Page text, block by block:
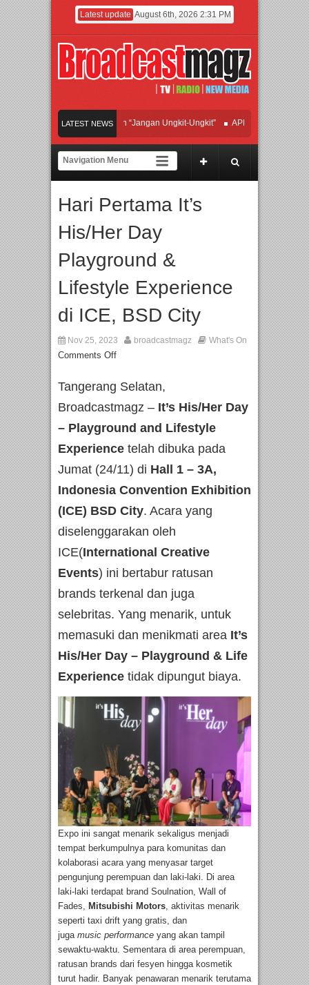
Latest update August 6th, 2026 2:31 PM
LATEST NEWS
Hadirkan Hipdut Modern “Jangan Ungkit-Ungkit” APMF 2026 Dorong
Perpaduan Warisan Dan Semangat Lokal, BIRKENSTOCK INDONESIA
Orchestra Presents The Beatles & Queen – feat. Marcello Tahitoe dan Sandhy
Hari Pertama It’s
His/Her Day
Playground &
Lifestyle Experience
di ICE, BSD City
Nov 25, 2023 broadcastmagz What's On
Comments Off
Tangerang Selatan,
Broadcastmagz – It’s His/Her Day
– Playground and Lifestyle
Experience telah dibuka pada
Jumat (24/11) di Hall 1 – 3A,
Indonesia Convention Exhibition
(ICE) BSD City. Acara yang
diselenggarakan oleh
ICE(International Creative
Events) ini bertabur ratusan
brands terkenal dan juga
selebritas. Yang menarik, untuk
memasuki dan menikmati area It’s
His/Her Day – Playground & Life
Experience tidak dipungut biaya.
Expo ini sangat menarik sekaligus menjadi
tempat berkumpulnya para komunitas dan
kolaborasi acara yang menyasar target
pengunjung perempuan dan laki-laki. Di area
laki-laki terdapat brand Soulnation, Wall of
Fades, Mitsubishi Motors, aktivitas menarik
seperti taxi drift yang gratis, dan
juga music performance yang akan tampil
sewaktu-waktu. Sementara di area perempuan,
ratusan brands dari fesyen hingga kosmetik
turut hadir. Banyak penawaran menarik terutama